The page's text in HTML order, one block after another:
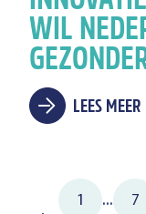
WIL
LEES MEER
1 ... 7